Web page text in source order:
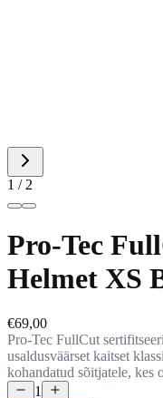
1 / 2
Pro-Tec
Helmet XS
€69,00
Pro-Tec FullCut
usaldusväärset kaitset
kohandatud sõitjatele, kes
1